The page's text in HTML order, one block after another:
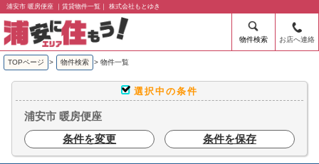
浦安市 暖房便座 ｜賃貸物件一覧｜ 株式会社もとゆき
物件検索 お店へ連絡
TOPページ > 物件検索 > 物件一覧
選択中の条件
浦安市 暖房便座
条件を変更
条件を保存